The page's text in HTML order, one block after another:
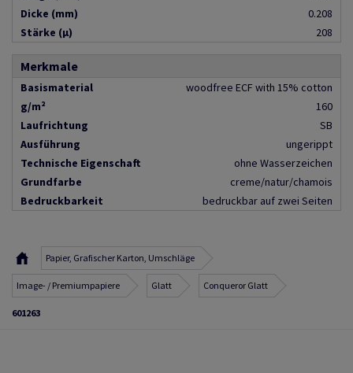
Dicke (mm)
0.208
Stärke (µ)
208
Merkmale
Basismaterial
woodfree ECF with 15% cotton
g/m²
160
Laufrichtung
SB
Ausführung
ungerippt
Technische Eigenschaft
ohne Wasserzeichen
Grundfarbe
creme/natur/chamois
Bedruckbarkeit
bedruckbar auf zwei Seiten
Papier, Grafischer Karton, Umschläge
Image- / Premiumpapiere Glatt Conqueror Glatt
601263